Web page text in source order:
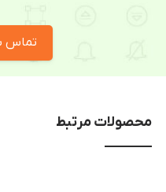
تماس
محصولات مرتبط